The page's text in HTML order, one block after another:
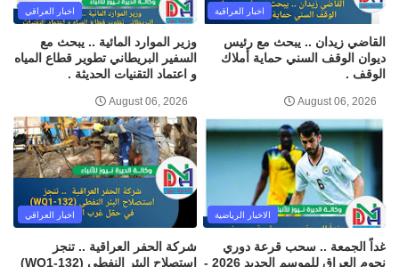
اخبار العراقية
القاضي زيدان .. يبحث مع رئيس
ديوان الوقف السني حماية أملاك
الوقف .
August 06, 2026
اخبار العراقي
وزير الموارد المائية .. يبحث مع
السفير البريطاني تطوير قطاع المياه
و اعتماد التقنيات الحديثة .
August 06, 2026
الاخبار الرياضية
غداً الجمعة .. سحب قرعة دوري
نجوم العراق للموسم الجديد 2026 -
اخبار العراقي
شركة الحفر العراقية .. تنجز
استصلاح البئر النفطي (WQ1-132)